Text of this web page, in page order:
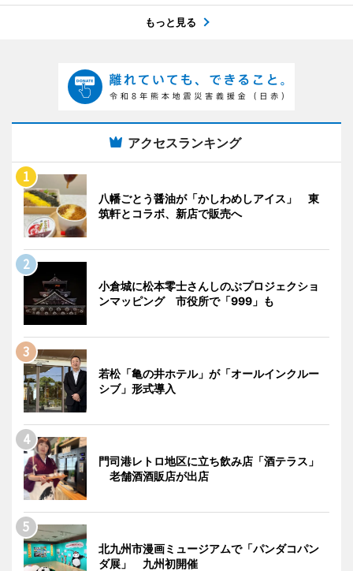
もっと見る
アクセスランキング
八幡ごとう醤油が「かしわめしアイス」 東
筑軒とコラボ、新店で販売へ
小倉城に松本零士さんしのぶプロジェクショ
ンマッピング 市役所で「999」も
若松「亀の井ホテル」が「オールインクルー
シブ」形式導入
門司港レトロ地区に立ち飲み店「酒テラス」
老舗酒酒販店が出店
北九州市漫画ミュージアムで「パンダコパン
ダ展」 九州初開催